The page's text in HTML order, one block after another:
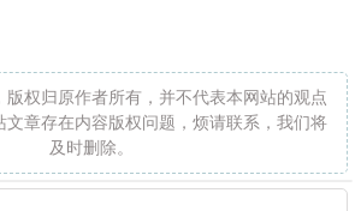
版权归原作者所有，并不代表本网站的观点
文章存在内容版权问题，烦请联系，我们将
及时删除。